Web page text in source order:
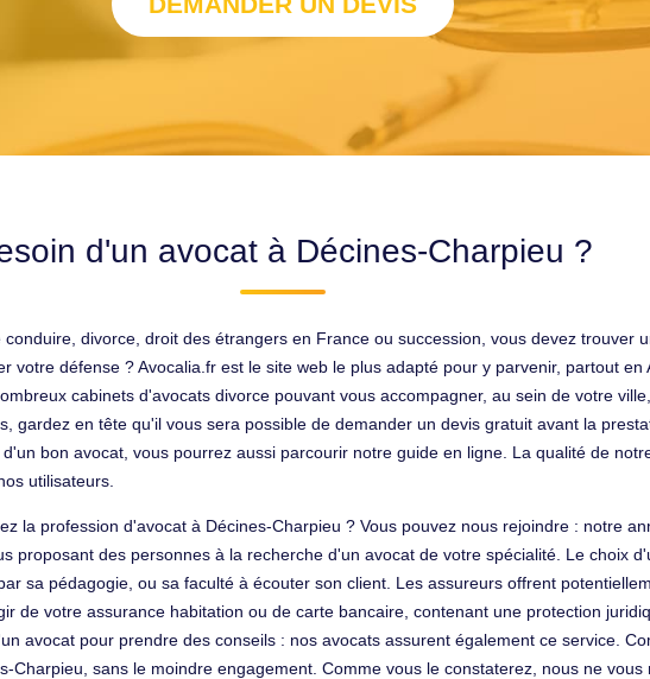
d'un avocat à Décines-Charpieu ?
divorce, droit des étrangers en France ou succession, vous devez trouver
votre défense ? Avocalia.fr est le site web le plus adapté pour y parvenir, partout en
cabinets d'avocats divorce pouvant vous accompagner, au sein de votre
gardez en tête qu'il vous sera possible de demander un devis gratuit avant la
bon avocat, vous pourrez aussi parcourir notre guide en ligne. La qualité de
utilisateurs.
la profession d'avocat à Décines-Charpieu ? Vous pouvez nous rejoindre : notre
proposant des personnes à la recherche d'un avocat de votre spécialité. Le choix
sa pédagogie, ou sa faculté à écouter son client. Les assureurs offrent
de votre assurance habitation ou de carte bancaire, contenant une protection
avocat pour prendre des conseils : nos avocats assurent également ce service.
Charpieu, sans le moindre engagement. Comme vous le constaterez, nous ne